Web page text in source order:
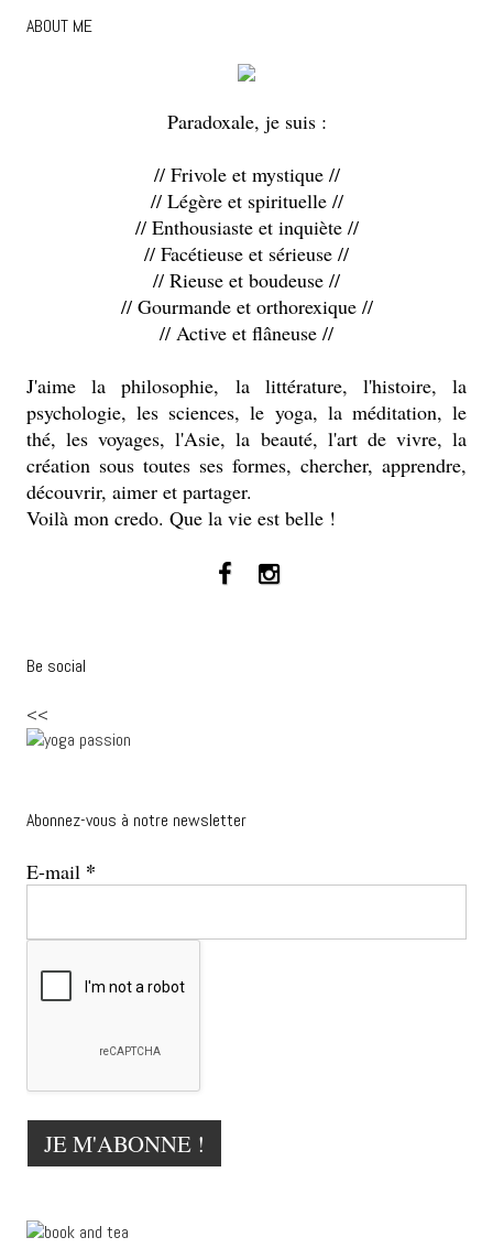
ABOUT ME
Paradoxale, je suis :
// Frivole et mystique //
// Légère et spirituelle //
// Enthousiaste et inquiète //
// Facétieuse et sérieuse //
// Rieuse et boudeuse //
// Gourmande et orthorexique //
// Active et flâneuse //
J'aime la philosophie, la littérature, l'histoire, la
psychologie, les sciences, le yoga, la méditation, le
thé, les voyages, l'Asie, la beauté, l'art de vivre, la
création sous toutes ses formes, chercher, apprendre,
découvrir, aimer et partager.
Voilà mon credo. Que la vie est belle !
Be social
<<
Abonnez-vous à notre newsletter
E-mail *